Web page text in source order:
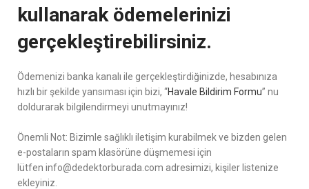
kullanarak ödemelerinizi
gerçekleştirebilirsiniz.
Ödemenizi banka kanalı ile gerçekleştirdiğinizde, hesabınıza
hızlı bir şekilde yansıması için bizi, “Havale Bildirim Formu” nu
doldurarak bilgilendirmeyi unutmayınız!
Önemli Not: Bizimle sağlıklı iletişim kurabilmek ve bizden gelen
e-postaların spam klasörüne düşmemesi için
lütfen info@dedektorburada.com adresimizi, kişiler listenize
ekleyiniz.